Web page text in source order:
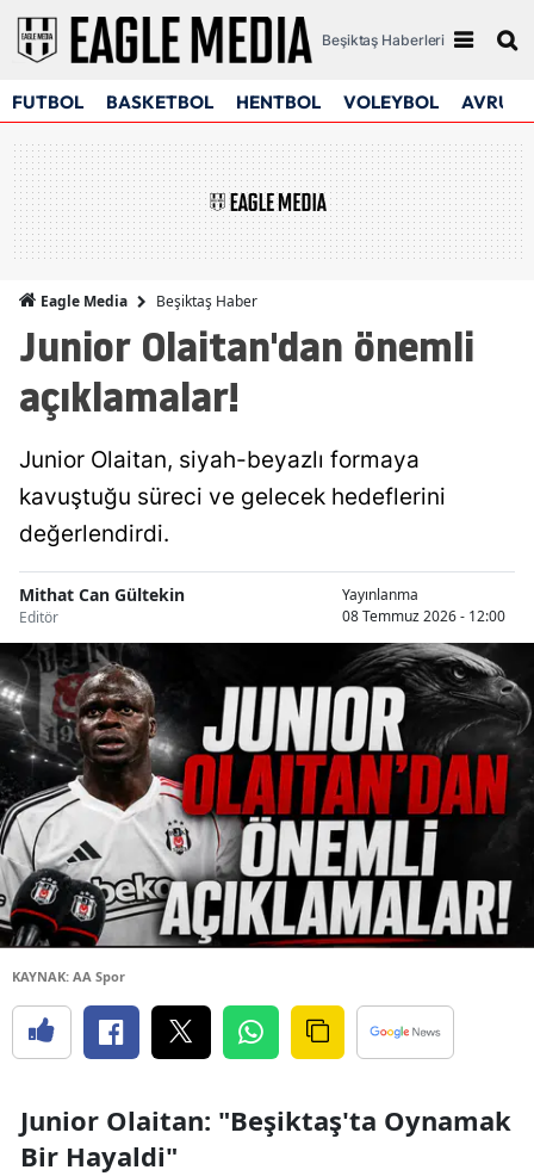
Beşiktaş Haberleri
FUTBOL BASKETBOL HENTBOL VOLEYBOL
Eagle Media Beşiktaş Haber
Junior Olaitan'dan önemli
açıklamalar!
Junior Olaitan, siyah-beyazlı formaya
kavuştuğu süreci ve gelecek hedeflerini
değerlendirdi.
Mithat Can Gültekin
Editör
Yayınlanma
08 Temmuz 2026 - 12:00
KAYNAK: AA Spor
Junior Olaitan: "Beşiktaş'ta Oynamak
Bir Hayaldi"